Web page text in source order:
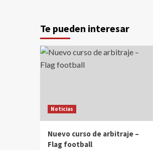
Te pueden interesar
Noticias
Nuevo curso de arbitraje –
Flag football